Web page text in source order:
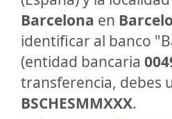
Barcelona en
identificar al banco
(entidad bancaria
transferencia, debes
BSCHESMMXXX.